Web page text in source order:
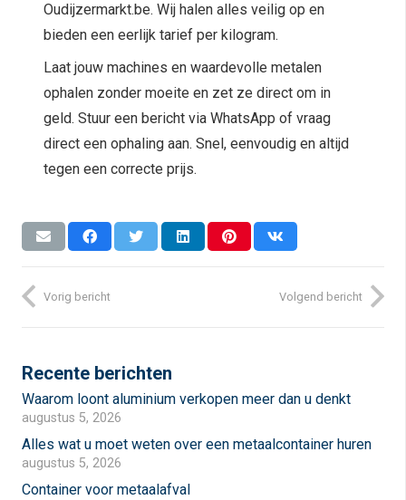
Oudijzermarkt.be. Wij halen alles veilig op en
bieden een eerlijk tarief per kilogram.
Laat jouw machines en waardevolle metalen
ophalen zonder moeite en zet ze direct om in
geld. Stuur een bericht via WhatsApp of vraag
direct een ophaling aan. Snel, eenvoudig en altijd
tegen een correcte prijs.
Vorig bericht Volgend bericht
Recente berichten
Waarom loont aluminium verkopen meer dan u denkt
augustus 5, 2026
Alles wat u moet weten over een metaalcontainer huren
augustus 5, 2026
Container voor metaalafval